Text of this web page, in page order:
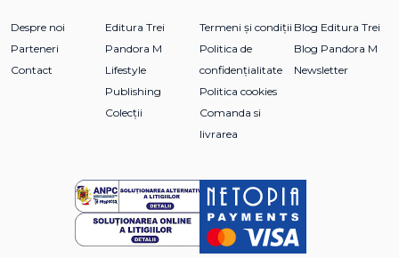
Despre noi
Parteneri
Contact
Editura Trei
Pandora M
Lifestyle
Publishing
Colecții
Termeni și condiții
Politica de
confidențialitate
Politica cookies
Comanda si
livrarea
Blog Editura Trei
Blog Pandora M
Newsletter